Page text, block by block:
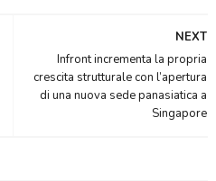
NEXT
Infront incrementa la propria
crescita strutturale con l’apertura
di una nuova sede panasiatica a
Singapore